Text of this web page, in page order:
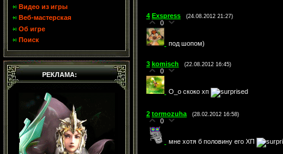
Видео из игры
Веб-мастерская
Об игре
Поиск
РЕКЛАМА:
4 Exspress (24.08.2012 21:27)
0
под шопом)
3 komisch (22.08.2012 16:45)
0
О_о скоко хп
2 tormozuha (28.02.2012 16:58)
0
мне хотя б половину его ХП